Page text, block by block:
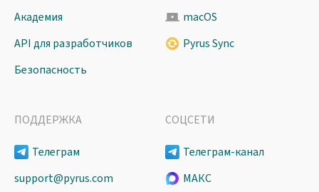
Академия
API для разработчиков
Безопасность
macOS
Pyrus Sync
ПОДДЕРЖКА
Телеграм
support@pyrus.com
СОЦСЕТИ
Телеграм-канал
МАКС